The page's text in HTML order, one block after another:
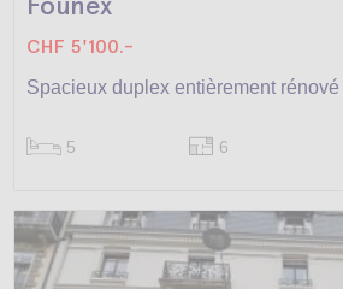
CHF 5'100.-
Spacieux duplex entièrement
5 6